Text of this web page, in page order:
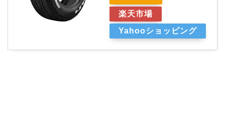
楽天市場
Yahooショッピング